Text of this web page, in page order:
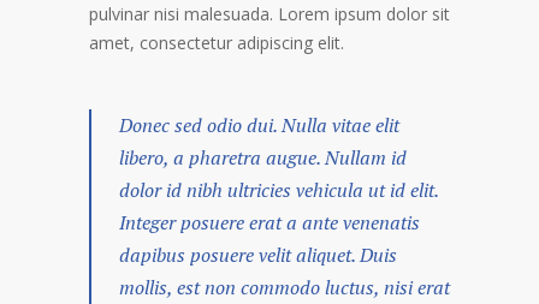
pulvinar nisi malesuada. Lorem ipsum dolor sit
amet, consectetur adipiscing elit.
Donec sed odio dui. Nulla vitae elit
libero, a pharetra augue. Nullam id
dolor id nibh ultricies vehicula ut id elit.
Integer posuere erat a ante venenatis
dapibus posuere velit aliquet. Duis
mollis, est non commodo luctus, nisi erat